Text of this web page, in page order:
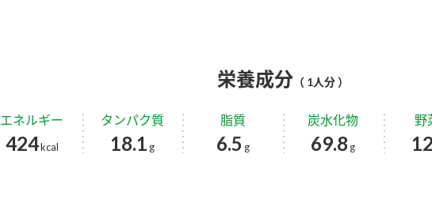
栄養成分 （ 1人分 ）
エネルギー
424kcal
タンパク質
18.1 g
脂質
6.5 g
炭水化物
69.8 g
野